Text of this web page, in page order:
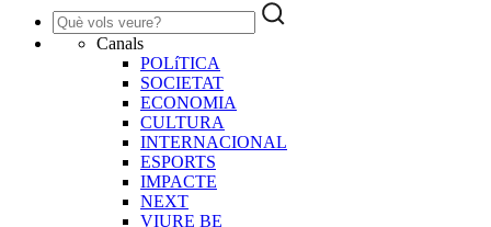
Canals
POLíTICA
SOCIETAT
ECONOMIA
CULTURA
INTERNACIONAL
ESPORTS
IMPACTE
NEXT
VIURE BE